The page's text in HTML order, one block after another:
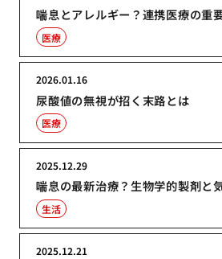
喘息とアレルギー？連携医療の重
医療
尿酸値の無視が招く末路とは
2026.01.16
医療
喘息の最新治療？生物学的製剤と
2025.12.29
生活
2025.12.21